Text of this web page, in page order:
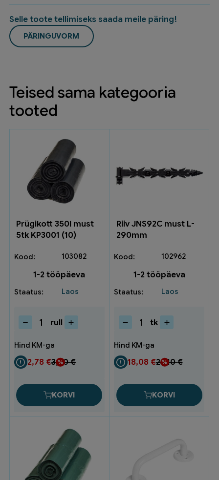
Selle toote tellimiseks saada meile päring!
PÄRINGUVORM
Teised sama kategooria
tooted
Prügikott 350l must
5tk KP3001 (10)
103082
1-2 tööpäeva
Laos
Prügikott
must
5tk
KP3001
(10)
rull
3,70€
2,78 €
KORVI
Riiv JNS92C must L-
290mm
102962
1-2 tööpäeva
Laos
Riiv
must
L-
290mm
kogus
tk
24,10€
18,08 €
KORVI